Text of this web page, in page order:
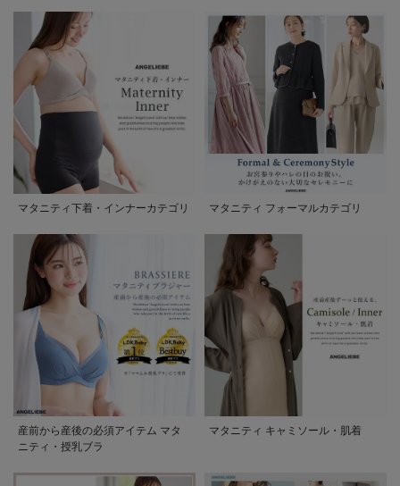
マタニティ下着・インナーカテゴリ マタニティ フォーマルカテゴリ
産前から産後の必須アイテム マタ
ニティ・授乳ブラ
マタニティ キャミソール・肌着